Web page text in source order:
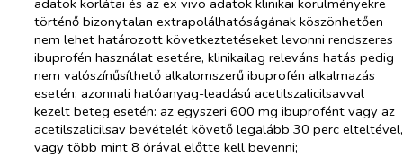
történő bizonytalan extrapolálhatóságának köszönhetően
nem lehet határozott következtetéseket levonni rendszeres
ibuprofén használat esetére, klinikailag releváns hatás pedig
nem valószínűsíthető alkalomszerű ibuprofén alkalmazás
esetén; azonnali hatóanyag-leadású acetilszalicilsavval
kezelt beteg esetén: az egyszeri 600 mg ibuprofént vagy az
acetilszalicilsav bevételét követő legalább 30 perc elteltével,
vagy több mint 8 órával előtte kell bevenni;